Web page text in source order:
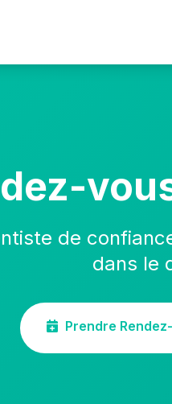
de
dans le
Prendre